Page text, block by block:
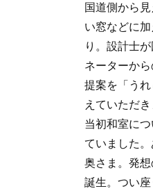
国道側から
い窓などに
り。設計士
ネーターか
提案を「う
えていただき
当初和室に
ていました
奥さま。発
誕生。つい